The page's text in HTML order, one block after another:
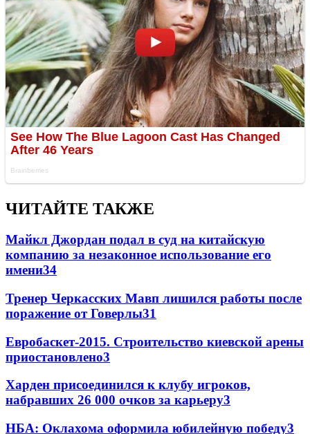
ЧИТАЙТЕ ТАКЖЕ
Майкл Джордан подал в суд на китайскую
компанию за незаконное использование его
имени34
Тренер Черкасских Мавп лишился работы после
поражение от Говерлы31
Евробаскет-2015. Строительство киевской арены
приостановлено3
Харден присоединился к клубу игроков,
набравших 26 000 очков за карьеру3
НБА: Оклахома оформила юбилейную победу3